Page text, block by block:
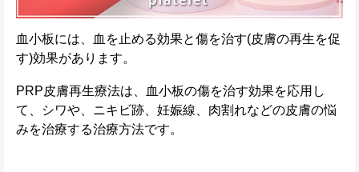
血小板には、血を止める効果と傷を治す(皮膚の再生を促
す)効果があります。
PRP皮膚再生療法は、血小板の傷を治す効果を応用し
て、シワや、ニキビ跡、妊娠線、肉割れなどの皮膚の悩
みを治療する治療方法です。